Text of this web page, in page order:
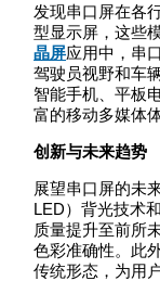
发现串口屏在各
型显示屏，这些
晶屏应用中，串
驾驶员视野和车
智能手机、平板
富的移动多媒体体
创新与未来趋势
展望串口屏的未
LED）背光技术
质量提升至前所
色彩准确性。此
传统形态，为用